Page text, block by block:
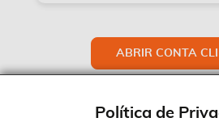
ABRIR CONTA
Política de